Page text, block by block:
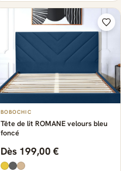
BOBOCHIC
Tête de lit ROMANE velours bleu
foncé
Dès 199,00 €